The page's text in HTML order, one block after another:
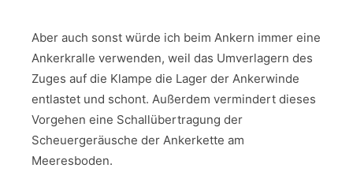
Aber auch sonst würde ich beim Ankern immer eine
Ankerkralle verwenden, weil das Umverlagern des
Zuges auf die Klampe die Lager der Ankerwinde
entlastet und schont. Außerdem vermindert dieses
Vorgehen eine Schallübertragung der
Scheuergeräusche der Ankerkette am
Meeresboden.